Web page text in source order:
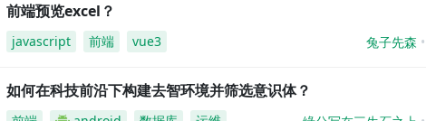
前端预览excel？
javascript 前端 vue3 兔子先森
如何在科技前沿下构建去智环境并筛选意识体？